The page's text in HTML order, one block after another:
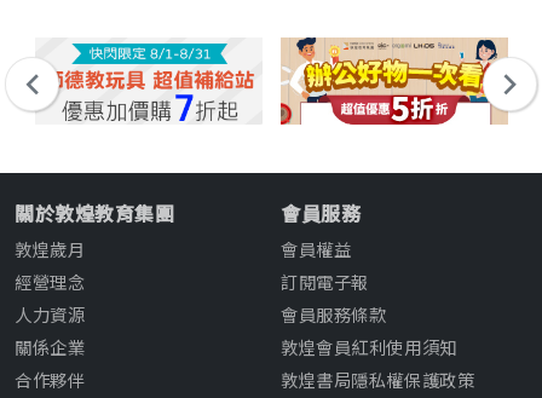
關於敦煌教育集團
敦煌歲月
經營理念
人力資源
關係企業
合作夥伴
會員服務
會員權益
訂閱電子報
會員服務條款
敦煌會員紅利使用須知
敦煌書局隱私權保護政策